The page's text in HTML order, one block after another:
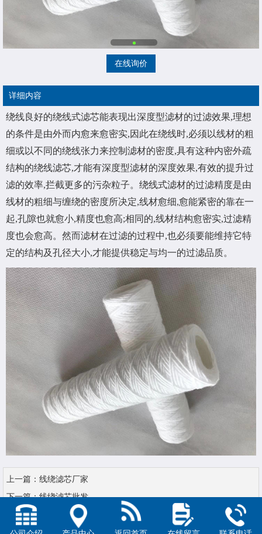
在线询价
详细内容
绕线良好的绕线式滤芯能表现出深度型滤材的过滤效果,理想
的条件是由外而内愈来愈密实,因此在绕线时,必须以线材的粗
细或以不同的绕线张力来控制滤材的密度,具有这种内密外疏
结构的绕线滤芯,才能有深度型滤材的深度效果,有效的提升过
滤的效率,拦截更多的污杂粒子。绕线式滤材的过滤精度是由
线材的粗细与缠绕的密度所决定,线材愈细,愈能紧密的靠在一
起,孔隙也就愈小,精度也愈高;相同的,线材结构愈密实,过滤精
度也会愈高。然而滤材在过滤的过程中,也必须要能维持它特
定的结构及孔径大小,才能提供稳定与均一的过滤品质。
上一篇： 线绕滤芯厂家
下一篇：线绕滤芯批发